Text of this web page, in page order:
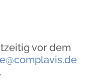
vor dem